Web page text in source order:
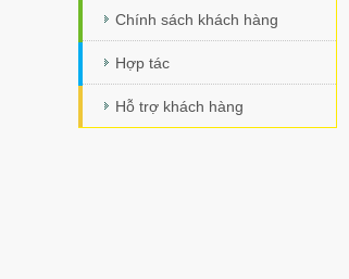
Chính sách khách hàng
Hợp tác
Hỗ trợ khách hàng